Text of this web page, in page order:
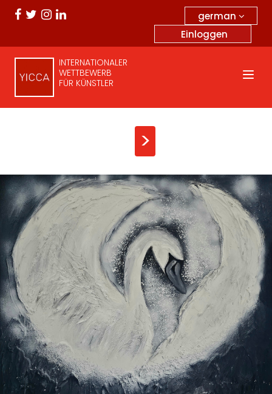
german
Einloggen
INTERNATIONALER
WETTBEWERB
FÜR KÜNSTLER
>